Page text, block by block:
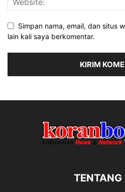
Simpan nama, email, dan situs
lain kali saya berkomentar.